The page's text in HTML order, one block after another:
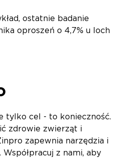
ostatnie badanie
oproszeń o 4,7% u loch
tylko cel - to konieczność.
zdrowie zwierząt i
zapewnia narzędzia i
z nami, aby